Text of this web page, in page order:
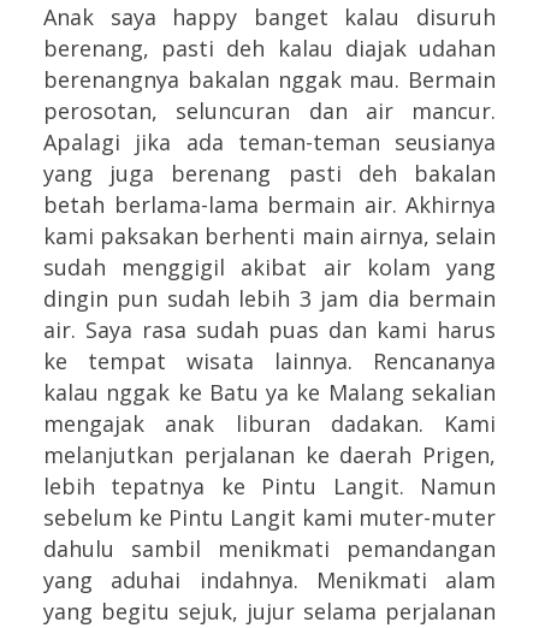
Anak saya happy banget kalau disuruh
berenang, pasti deh kalau diajak udahan
berenangnya bakalan nggak mau. Bermain
perosotan, seluncuran dan air mancur.
Apalagi jika ada teman-teman seusianya
yang juga berenang pasti deh bakalan
betah berlama-lama bermain air. Akhirnya
kami paksakan berhenti main airnya, selain
sudah menggigil akibat air kolam yang
dingin pun sudah lebih 3 jam dia bermain
air. Saya rasa sudah puas dan kami harus
ke tempat wisata lainnya. Rencananya
kalau nggak ke Batu ya ke Malang sekalian
mengajak anak liburan dadakan. Kami
melanjutkan perjalanan ke daerah Prigen,
lebih tepatnya ke Pintu Langit. Namun
sebelum ke Pintu Langit kami muter-muter
dahulu sambil menikmati pemandangan
yang aduhai indahnya. Menikmati alam
yang begitu sejuk, jujur selama perjalanan